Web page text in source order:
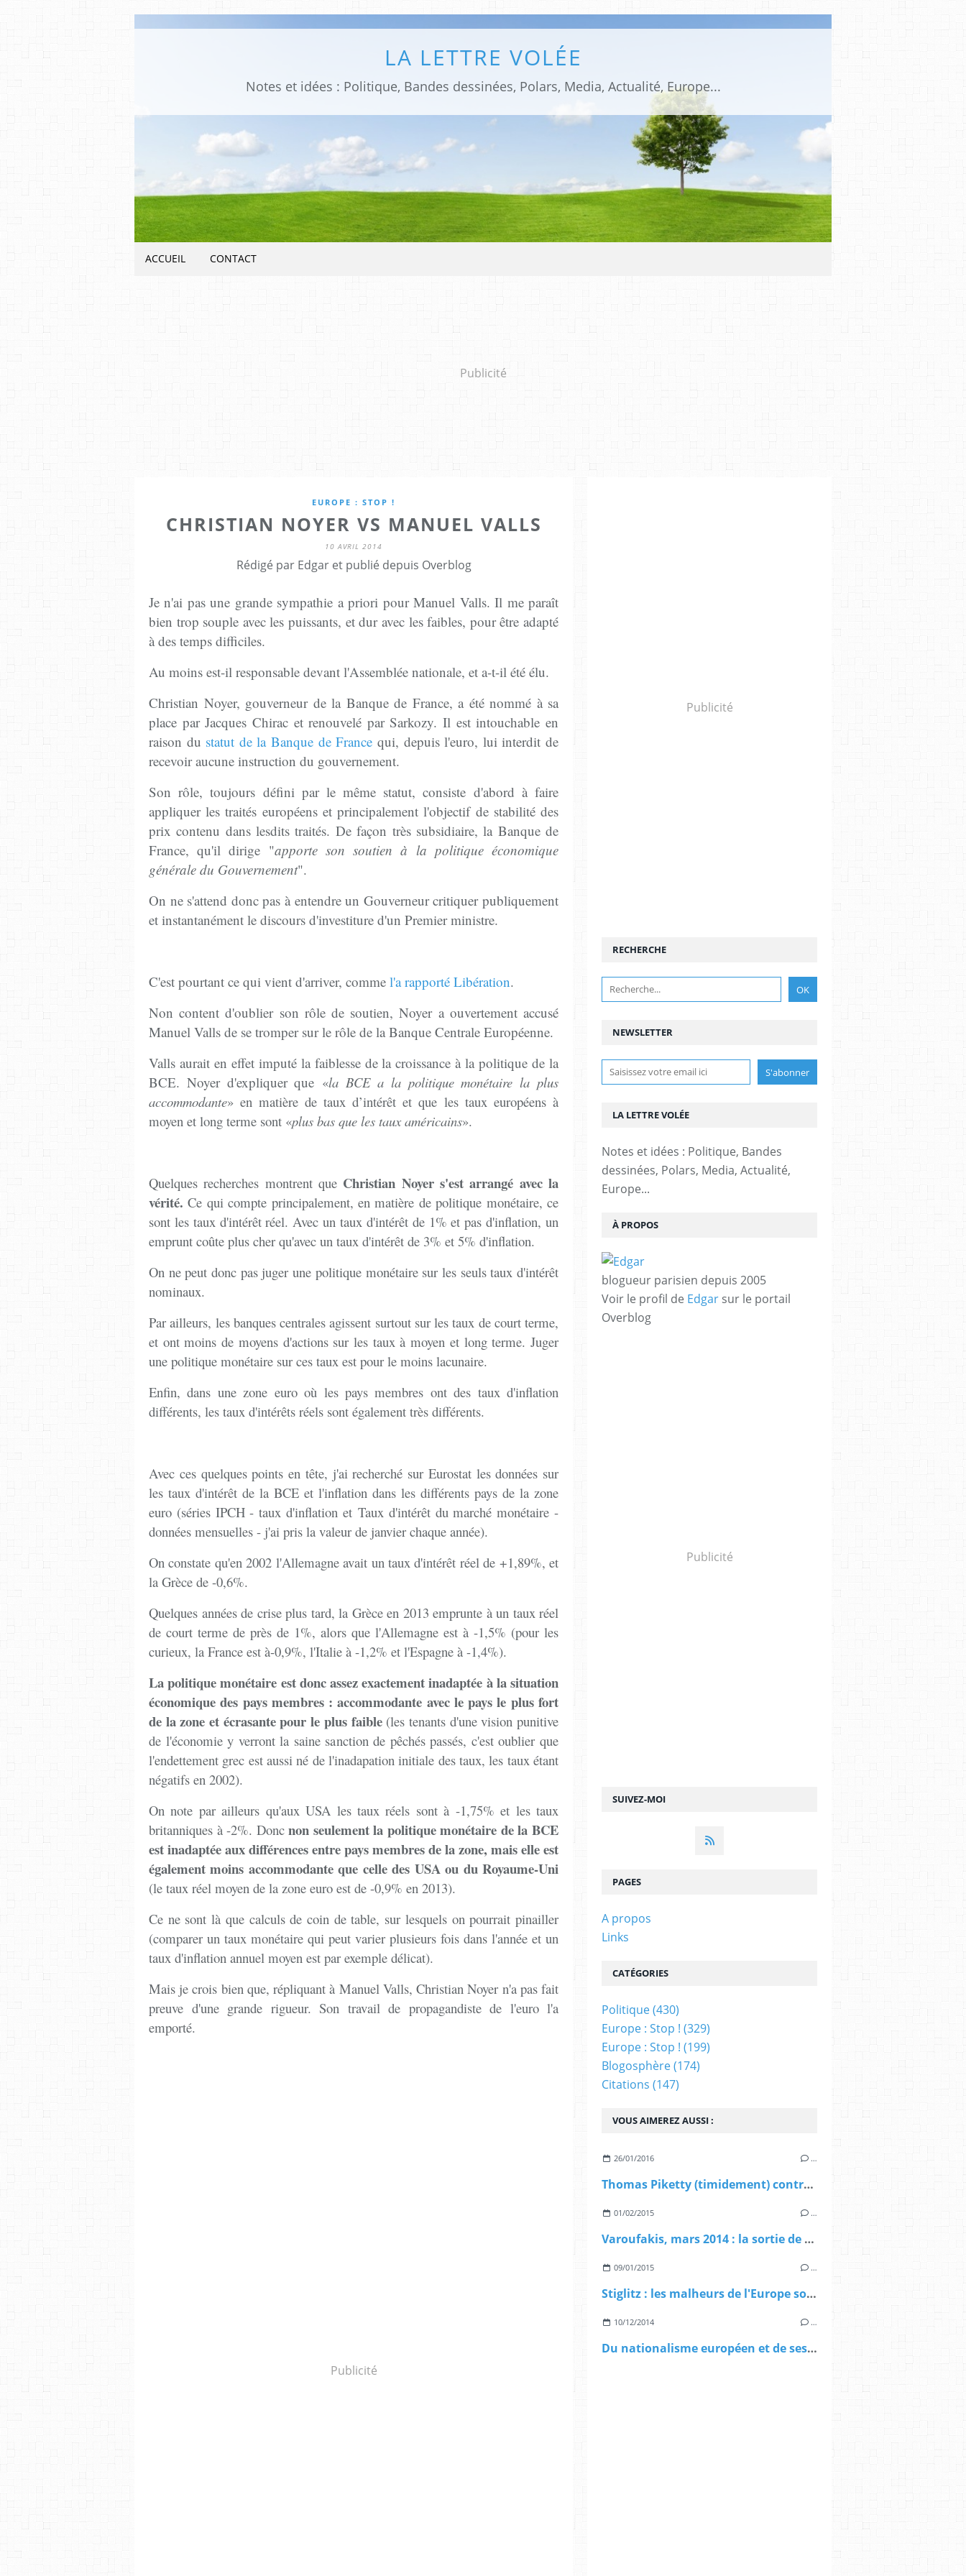
LA LETTRE VOLÉE
Notes et idées : Politique, Bandes dessinées, Polars, Media, Actualité, Europe...
ACCUEIL CONTACT
Publicité
EUROPE : STOP !
CHRISTIAN NOYER VS MANUEL VALLS
10 AVRIL 2014
Rédigé par Edgar et publié depuis Overblog
Je n'ai pas une grande sympathie a priori pour Manuel Valls. Il me paraît
bien trop souple avec les puissants, et dur avec les faibles, pour être adapté
à des temps difficiles.
Au moins est-il responsable devant l'Assemblée nationale, et a-t-il été élu.
Christian Noyer, gouverneur de la Banque de France, a été nommé à sa
place par Jacques Chirac et renouvelé par Sarkozy. Il est intouchable en
raison du statut de la Banque de France qui, depuis l'euro, lui interdit de
recevoir aucune instruction du gouvernement.
Son rôle, toujours défini par le même statut, consiste d'abord à faire
appliquer les traités européens et principalement l'objectif de stabilité des
prix contenu dans lesdits traités. De façon très subsidiaire, la Banque de
France, qu'il dirige "apporte son soutien à la politique économique
générale du Gouvernement".
On ne s'attend donc pas à entendre un Gouverneur critiquer publiquement
et instantanément le discours d'investiture d'un Premier ministre.
C'est pourtant ce qui vient d'arriver, comme l'a rapporté Libération.
Non content d'oublier son rôle de soutien, Noyer a ouvertement accusé
Manuel Valls de se tromper sur le rôle de la Banque Centrale Européenne.
Valls aurait en effet imputé la faiblesse de la croissance à la politique de la
BCE. Noyer d'expliquer que «la BCE a la politique monétaire la plus
accommodante» en matière de taux d’intérêt et que les taux européens à
moyen et long terme sont «plus bas que les taux américains».
Quelques recherches montrent que Christian Noyer s'est arrangé avec la
vérité. Ce qui compte principalement, en matière de politique monétaire, ce
sont les taux d'intérêt réel. Avec un taux d'intérêt de 1% et pas d'inflation, un
emprunt coûte plus cher qu'avec un taux d'intérêt de 3% et 5% d'inflation.
On ne peut donc pas juger une politique monétaire sur les seuls taux d'intérêt
nominaux.
Par ailleurs, les banques centrales agissent surtout sur les taux de court terme,
et ont moins de moyens d'actions sur les taux à moyen et long terme. Juger
une politique monétaire sur ces taux est pour le moins lacunaire.
Enfin, dans une zone euro où les pays membres ont des taux d'inflation
différents, les taux d'intérêts réels sont également très différents.
Avec ces quelques points en tête, j'ai recherché sur Eurostat les données sur
les taux d'intérêt de la BCE et l'inflation dans les différents pays de la zone
euro (séries IPCH - taux d'inflation et Taux d'intérêt du marché monétaire -
données mensuelles - j'ai pris la valeur de janvier chaque année).
On constate qu'en 2002 l'Allemagne avait un taux d'intérêt réel de +1,89%, et
la Grèce de -0,6%.
Quelques années de crise plus tard, la Grèce en 2013 emprunte à un taux réel
de court terme de près de 1%, alors que l'Allemagne est à -1,5% (pour les
curieux, la France est à-0,9%, l'Italie à -1,2% et l'Espagne à -1,4%).
La politique monétaire est donc assez exactement inadaptée à la situation
économique des pays membres : accommodante avec le pays le plus fort
de la zone et écrasante pour le plus faible(les tenants d'une vision punitive
de l'économie y verront la saine sanction de pêchés passés, c'est oublier que
l'endettement grec est aussi né de l'inadapation initiale des taux, les taux étant
négatifs en 2002).
On note par ailleurs qu'aux USA les taux réels sont à -1,75% et les taux
britanniques à -2%. Doncnon seulement la politique monétaire de la BCE
est inadaptée aux différences entre pays membres de la zone, mais elle est
également moins accommodante que celle des USA ou du Royaume-Uni
(le taux réel moyen de la zone euro est de -0,9% en 2013).
Ce ne sont là que calculs de coin de table, sur lesquels on pourrait pinailler
(comparer un taux monétaire qui peut varier plusieurs fois dans l'année et un
taux d'inflation annuel moyen est par exemple délicat).
Mais je crois bien que, répliquant à Manuel Valls, Christian Noyer n'a pas fait
preuve d'une grande rigueur. Son travail de propagandiste de l'euro l'a
emporté.
Publicité
Publicité
NEWSLETTER
SUIVEZ-MOI
RECHERCHE
LA LETTRE VOLÉE
Notes et idées : Politique, Bandes
dessinées, Polars, Media, Actualité,
Europe...
À PROPOS
blogueur parisien depuis 2005
Voir le profil de Edgar sur le portail
Overblog
Publicité
VOUS AIMEREZ AUSSI :
26/01/2016 …
Thomas Piketty (timidement) contre l'euro
01/02/2015 …
Varoufakis, mars 2014 : la sortie de l'euro, pourquoi pas
09/01/2015 …
Stiglitz : les malheurs de l'Europe sont auto-infligés
10/12/2014 …
Du nationalisme européen et de ses conséquences en Grèce
PAGES
A propos
Links
CATÉGORIES
Politique(430)
Europe : Stop ! (329)
Europe : Stop ! (199)
Blogosphère(174)
Citations (147)